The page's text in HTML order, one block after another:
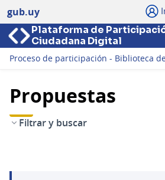
gub.uy
Plataforma de
Ciudadana Digital
Proceso de participación - Biblioteca
Propuestas
Filtrar y buscar